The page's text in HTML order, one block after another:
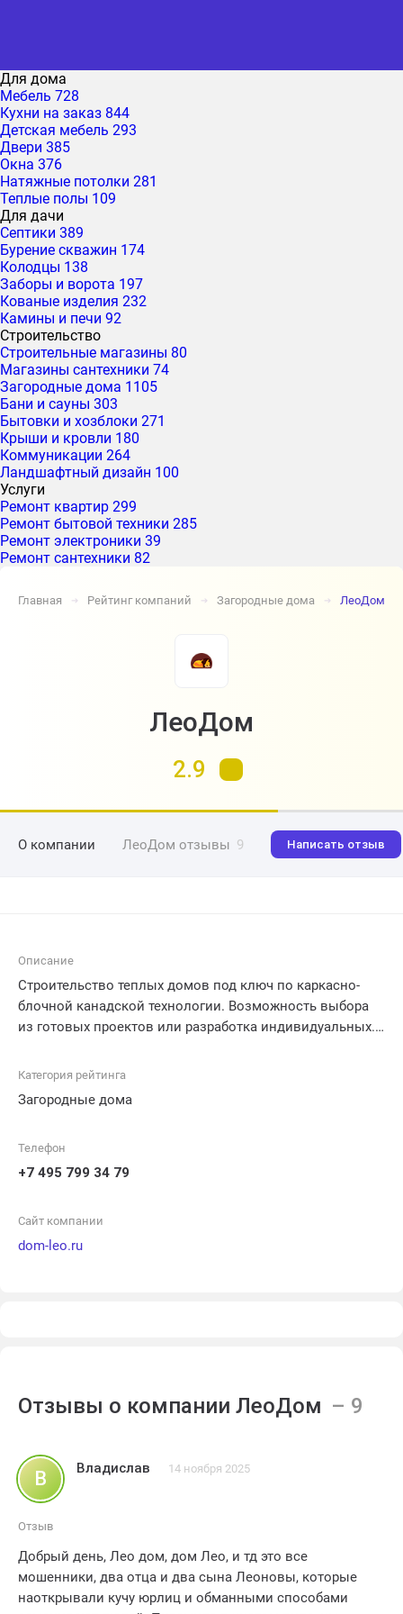
Для дома
Мебель 728
Кухни на заказ 844
Детская мебель 293
Двери 385
Окна 376
Натяжные потолки 281
Теплые полы 109
Для дачи
Септики 389
Бурение скважин 174
Колодцы 138
Заборы и ворота 197
Кованые изделия 232
Камины и печи 92
Строительство
Строительные магазины 80
Магазины сантехники 74
Загородные дома 1105
Бани и сауны 303
Бытовки и хозблоки 271
Крыши и кровли 180
Коммуникации 264
Ландшафтный дизайн 100
Услуги
Ремонт квартир 299
Ремонт бытовой техники 285
Ремонт электроники 39
Ремонт сантехники 82
Главная ➔ Рейтинг компаний ➔ Загородные дома ➔ ЛеоДом
ЛеоДом
2.9
О компании ЛеоДом отзывы 9 Написать отзыв
Описание
Строительство теплых домов под ключ по каркасно-
блочной канадской технологии. Возможность выбора
из готовых проектов или разработка индивидуальных.
Категория рейтинга
Загородные дома
Телефон
+7 495 799 34 79
Сайт компании
dom-leo.ru
Отзывы о компании ЛеоДом
В Владислав 14 ноября 2025
Отзыв
Добрый день, Лео дом, дом Лео, и тд это все
мошенники, два отца и два сына Леоновы, которые
наоткрывали кучу юрлиц и обманными способами